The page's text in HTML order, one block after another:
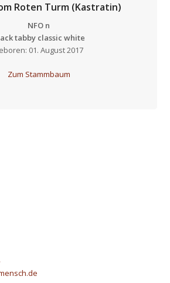
Roten Turm (Kastratin)
NFO n
tabby classic white
01. August 2017
Zum Stammbaum